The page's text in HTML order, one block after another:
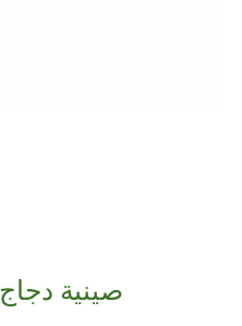
Baked Chicken tray صينية دجاج